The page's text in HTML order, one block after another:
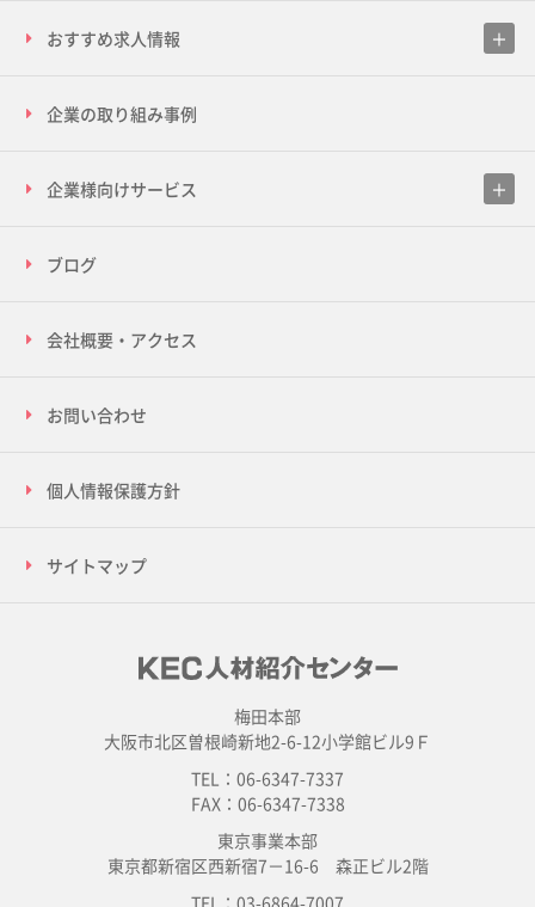
おすすめ求人情報
企業の取り組み事例
企業様向けサービス
ブログ
会社概要・アクセス
お問い合わせ
個人情報保護方針
サイトマップ
梅田本部
大阪市北区曽根崎新地2-6-12小学館ビル9Ｆ
TEL：06-6347-7337
FAX：06-6347-7338
東京事業本部
東京都新宿区西新宿7－16-6 森正ビル2階
TEL：03-6864-7007